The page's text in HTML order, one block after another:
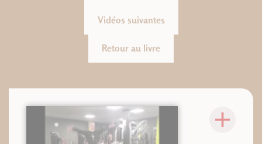
Vidéos suivantes
Retour au livre